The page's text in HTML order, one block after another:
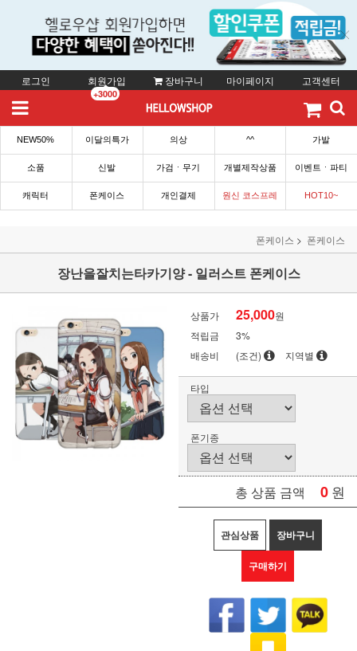
로그인 회원가입
+3000
장바구니 마이페이지 고객센터
NEW50% 이달의특가 의상 ^^ 가발
소품 신발 가검ㆍ무기 개별제작상품 이벤트ㆍ파티
캐릭터 폰케이스 개인결제 원신 코스프레 HOT10~
폰케이스 폰케이스
장난을잘치는타카기양 - 일러스트 폰케이스
상품가 25,000원
적립금
3%
배송비
(조건) 지역별
타입
폰기종
총 상품 금액 0 원
관심상품 장바구니
구매하기